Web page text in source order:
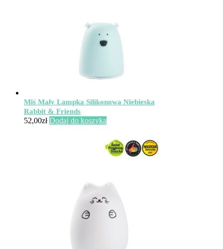
Miś Mały Lampka Silikonowa Niebieska
Rabbit & Friends
52,00zł Dodaj do koszyka